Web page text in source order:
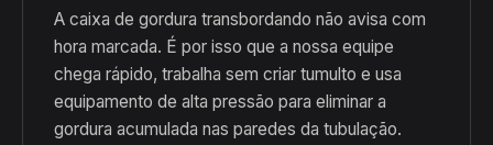
A caixa de gordura transbordando não avisa com
hora marcada. É por isso que a nossa equipe
chega rápido, trabalha sem criar tumulto e usa
equipamento de alta pressão para eliminar a
gordura acumulada nas paredes da tubulação.